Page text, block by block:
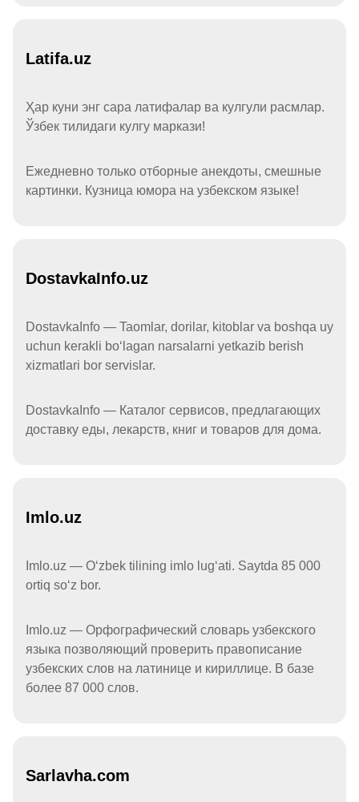
Latifa.uz
Ҳар куни энг сара латифалар ва кулгули расмлар.
Ўзбек тилидаги кулгу маркази!
Ежедневно только отборные анекдоты, смешные
картинки. Кузница юмора на узбекском языке!
DostavkaInfo.uz
DostavkaInfo — Taomlar, dorilar, kitoblar va boshqa uy
uchun kerakli boʻlagan narsalarni yetkazib berish
xizmatlari bor servislar.
DostavkaInfo — Каталог сервисов, предлагающих
доставку еды, лекарств, книг и товаров для дома.
Imlo.uz
Imlo.uz — Oʻzbek tilining imlo lugʻati. Saytda 85 000
ortiq soʻz bor.
Imlo.uz — Орфографический словарь узбекского
языка позволяющий проверить правописание
узбекских слов на латинице и кириллице. В базе
более 87 000 слов.
Sarlavha.com